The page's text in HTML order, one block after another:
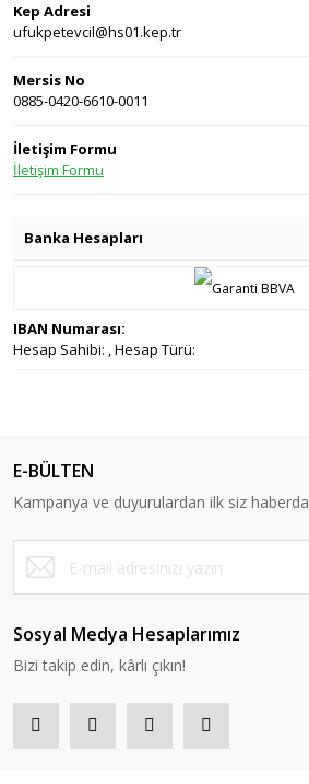
Kep Adresi
ufukpetevcil@hs01.kep.tr
Mersis No
0885-0420-6610-0011
İletişim Formu
İletişim Formu
Banka Hesapları
IBAN Numarası:
Hesap Sahibi: , Hesap Türü:
E-BÜLTEN
Kampanya ve duyurulardan ilk siz
Sosyal Medya Hesaplarımız
Bizi takip edin, kârlı çıkın!